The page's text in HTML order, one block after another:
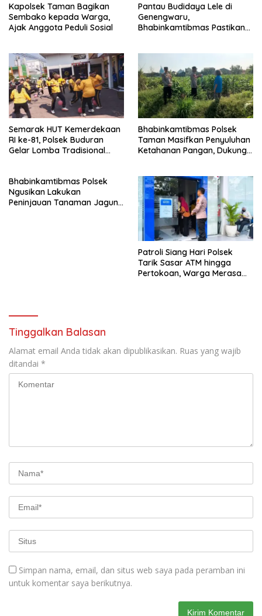
Kapolsek Taman Bagikan
Sembako kepada Warga,
Ajak Anggota Peduli Sosial
Pantau Budidaya Lele di
Genengwaru,
Bhabinkamtibmas Pastikan
Semarak HUT Kemerdekaan
RI ke-81, Polsek Buduran
Gelar Lomba Tradisional
Bhabinkamtibmas Polsek
Taman Masifkan Penyuluhan
Ketahanan Pangan, Dukung
Bhabinkamtibmas Polsek
Ngusikan Lakukan
Peninjauan Tanaman Jagung
Patroli Siang Hari Polsek
Tarik Sasar ATM hingga
Pertokoan, Warga Merasa
Tinggalkan Balasan
Alamat email Anda tidak akan dipublikasikan. Ruas yang wajib
ditandai *
Simpan nama, email, dan situs web saya pada peramban ini
untuk komentar saya berikutnya.